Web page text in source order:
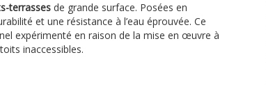
terrasses de grande surface. Posées en
et une résistance à l’eau éprouvée. Ce
expérimenté en raison de la mise en œuvre à
inaccessibles.